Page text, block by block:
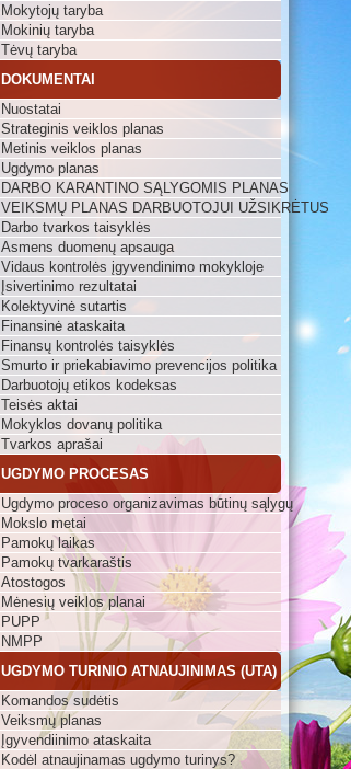
Mokytojų taryba
Mokinių taryba
Tėvų taryba
DOKUMENTAI
Nuostatai
Strateginis veiklos planas
Metinis veiklos planas
Ugdymo planas
DARBO KARANTINO SĄLYGOMIS PLANAS
VEIKSMŲ PLANAS DARBUOTOJUI UŽSIKRĖTUS
Darbo tvarkos taisyklės
Asmens duomenų apsauga
Vidaus kontrolės įgyvendinimo mokykloje
Įsivertinimo rezultatai
Kolektyvinė sutartis
Finansinė ataskaita
Finansų kontrolės taisyklės
Smurto ir priekabiavimo prevencijos politika
Darbuotojų etikos kodeksas
Teisės aktai
Mokyklos dovanų politika
Tvarkos aprašai
UGDYMO PROCESAS
Ugdymo proceso organizavimas būtinų sąlygų
Mokslo metai
Pamokų laikas
Pamokų tvarkaraštis
Atostogos
Mėnesių veiklos planai
PUPP
NMPP
UGDYMO TURINIO ATNAUJINIMAS (UTA)
Komandos sudėtis
Veiksmų planas
Įgyvendiinimo ataskaita
Kodėl atnaujinamas ugdymo turinys?